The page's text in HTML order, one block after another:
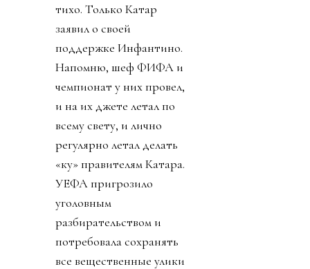
тихо. Только Катар
заявил о своей
поддержке Инфантино.
Напомню, шеф ФИФА и
чемпионат у них провел,
и на их джете летал по
всему свету, и лично
регулярно летал делать
«ку» правителям Катара.
УЕФА пригрозило
уголовным
разбирательством и
потребовала сохранять
все вещественные улики